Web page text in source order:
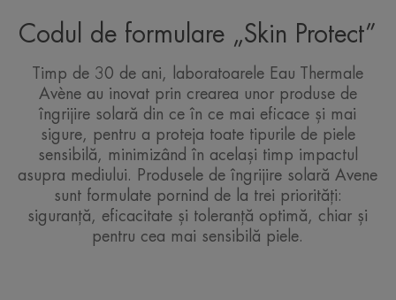
Codul de formulare „Skin Protect”
Timp de 30 de ani, laboratoarele Eau Thermale
Avène au inovat prin crearea unor produse de
îngrijire solară din ce în ce mai eficace și mai
sigure, pentru a proteja toate tipurile de piele
sensibilă, minimizând în același timp impactul
asupra mediului. Produsele de îngrijire solară Avene
sunt formulate pornind de la trei priorități:
siguranță, eficacitate și toleranță optimă, chiar și
pentru cea mai sensibilă piele.